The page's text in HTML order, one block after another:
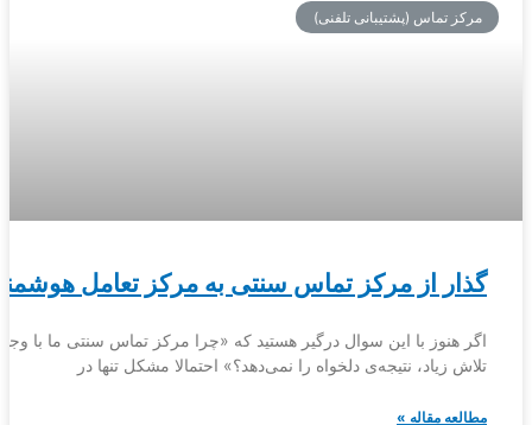
مرکز تماس (پشتیبانی تلفنی)
گذار از مرکز تماس سنتی به مرکز تعامل
اگر هنوز با این سوال درگیر هستید که «چرا مرکز تماس سنتی ما با
تلاش زیاد، نتیجه‌ی دلخواه را نمی‌دهد؟» احتمالا مشکل تنها در
مطالعه مقاله »